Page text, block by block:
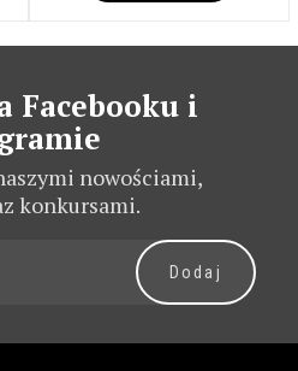
Facebooku i
nowościami,
konkursami.